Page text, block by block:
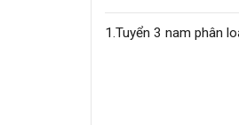
1.Tuyển 3 nam phân